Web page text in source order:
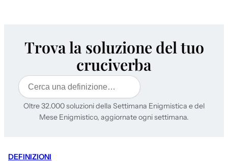
Trova la soluzione del tuo
cruciverba
Cerca
Oltre 32.000 soluzioni della Settimana Enigmistica e del
Mese Enigmistico, aggiornate ogni settimana.
DEFINIZIONI